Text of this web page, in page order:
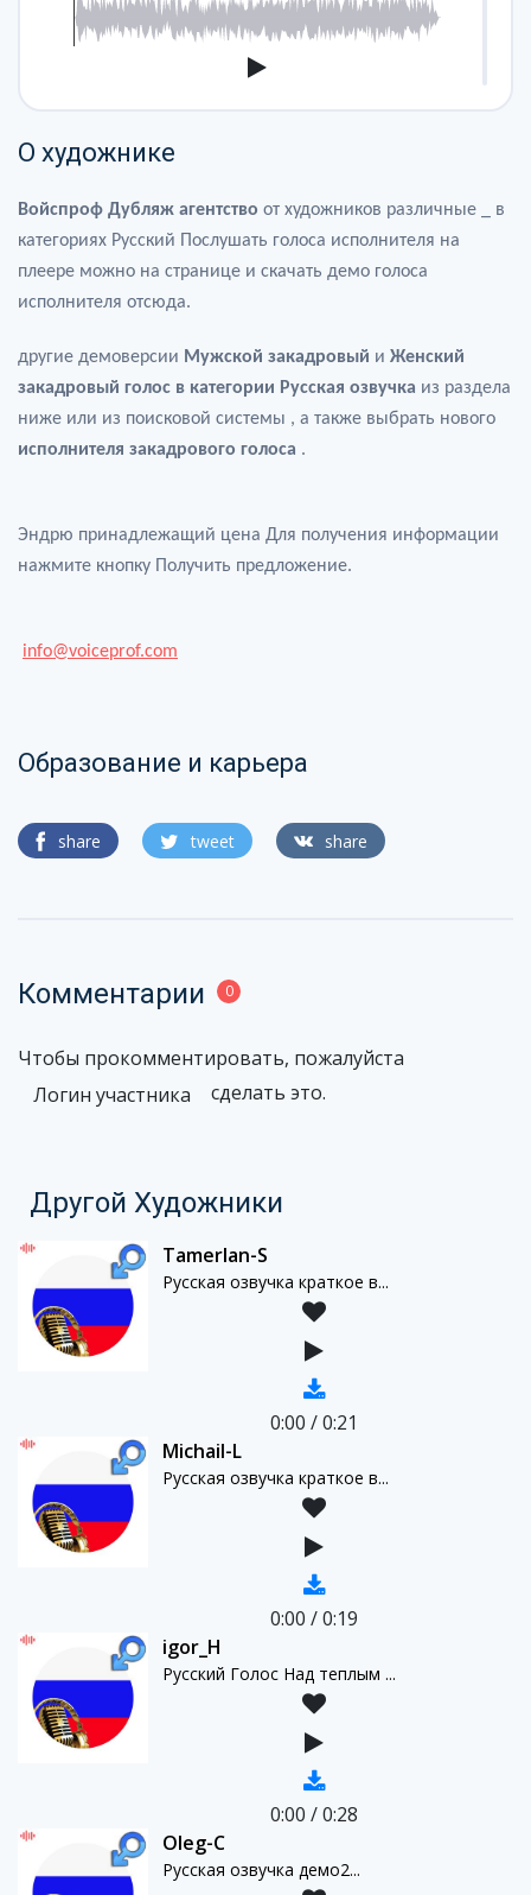
0:00/0:13
О художнике
Войспроф Дубляж агентство от художников различные _ в
категориях Русский Послушать голоса исполнителя на
плеере можно на странице и скачать демо голоса
исполнителя отсюда.
другие демоверсии Мужской закадровый и Женский
закадровый голос в категории Русская озвучка из раздела
ниже или из поисковой системы , а также выбрать нового
исполнителя закадрового голоса .
Эндрю принадлежащий цена Для получения информации
нажмите кнопку Получить предложение.
info@voiceprof.com
Образование и карьера
share tweet share
Комментарии 0
Чтобы прокомментировать, пожалуйста
Логин участника
сделать это.
Другой Художники
Tamerlan-S
Русская озвучка краткое в...
0:00 /0:21
Michail-L
Русская озвучка краткое в...
0:00 /0:19
igor_H
Русский Голос Над теплым ...
0:00 /0:28
Oleg-C
Русская озвучка демо2...